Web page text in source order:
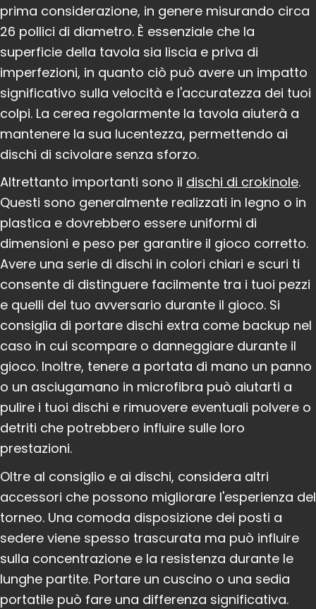
prima considerazione, in genere misurando circa
26 pollici di diametro. È essenziale che la
superficie della tavola sia liscia e priva di
imperfezioni, in quanto ciò può avere un impatto
significativo sulla velocità e l'accuratezza dei tuoi
colpi. La cerea regolarmente la tavola aiuterà a
mantenere la sua lucentezza, permettendo ai
dischi di scivolare senza sforzo.
Altrettanto importanti sono il dischi di crokinole.
Questi sono generalmente realizzati in legno o in
plastica e dovrebbero essere uniformi di
dimensioni e peso per garantire il gioco corretto.
Avere una serie di dischi in colori chiari e scuri ti
consente di distinguere facilmente tra i tuoi pezzi
e quelli del tuo avversario durante il gioco. Si
consiglia di portare dischi extra come backup nel
caso in cui scompare o danneggiare durante il
gioco. Inoltre, tenere a portata di mano un panno
o un asciugamano in microfibra può aiutarti a
pulire i tuoi dischi e rimuovere eventuali polvere o
detriti che potrebbero influire sulle loro
prestazioni.
Oltre al consiglio e ai dischi, considera altri
accessori che possono migliorare l'esperienza del
torneo. Una comoda disposizione dei posti a
sedere viene spesso trascurata ma può influire
sulla concentrazione e la resistenza durante le
lunghe partite. Portare un cuscino o una sedia
portatile può fare una differenza significativa.